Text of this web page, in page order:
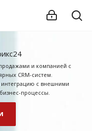
и компанией с
CRM-систем.
с внешними
процессы.